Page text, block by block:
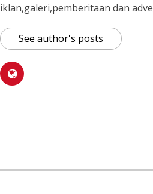
iklan,galeri,pemberitaan dan
See author's posts